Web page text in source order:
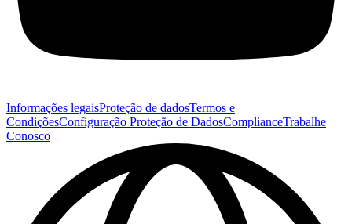
Informações legaisProteção de dadosTermos e
CondiçõesConfiguração Proteção de DadosComplianceTrabalhe
Conosco